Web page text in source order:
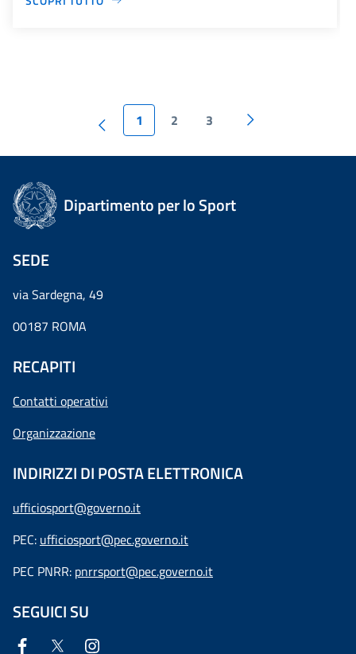
1 2 3
Dipartimento per lo Sport
SEDE
via Sardegna, 49
00187 ROMA
RECAPITI
Contatti operativi
Organizzazione
INDIRIZZI DI POSTA ELETTRONICA
ufficiosport@governo.it
PEC: ufficiosport@pec.governo.it
PEC PNRR: pnrrsport@pec.governo.it
SEGUICI SU